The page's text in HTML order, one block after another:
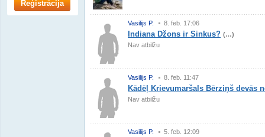
Vasilijs P. 8. feb. 17:06
Indiana Džons ir Sinkus? (…)
Nav atbilžu
Vasilijs P. 8. feb. 11:47
Kādēļ Krievumaršals Bērziņš devās
Nav atbilžu
Vasilijs P. 5. feb. 12:09
Reģistrācija